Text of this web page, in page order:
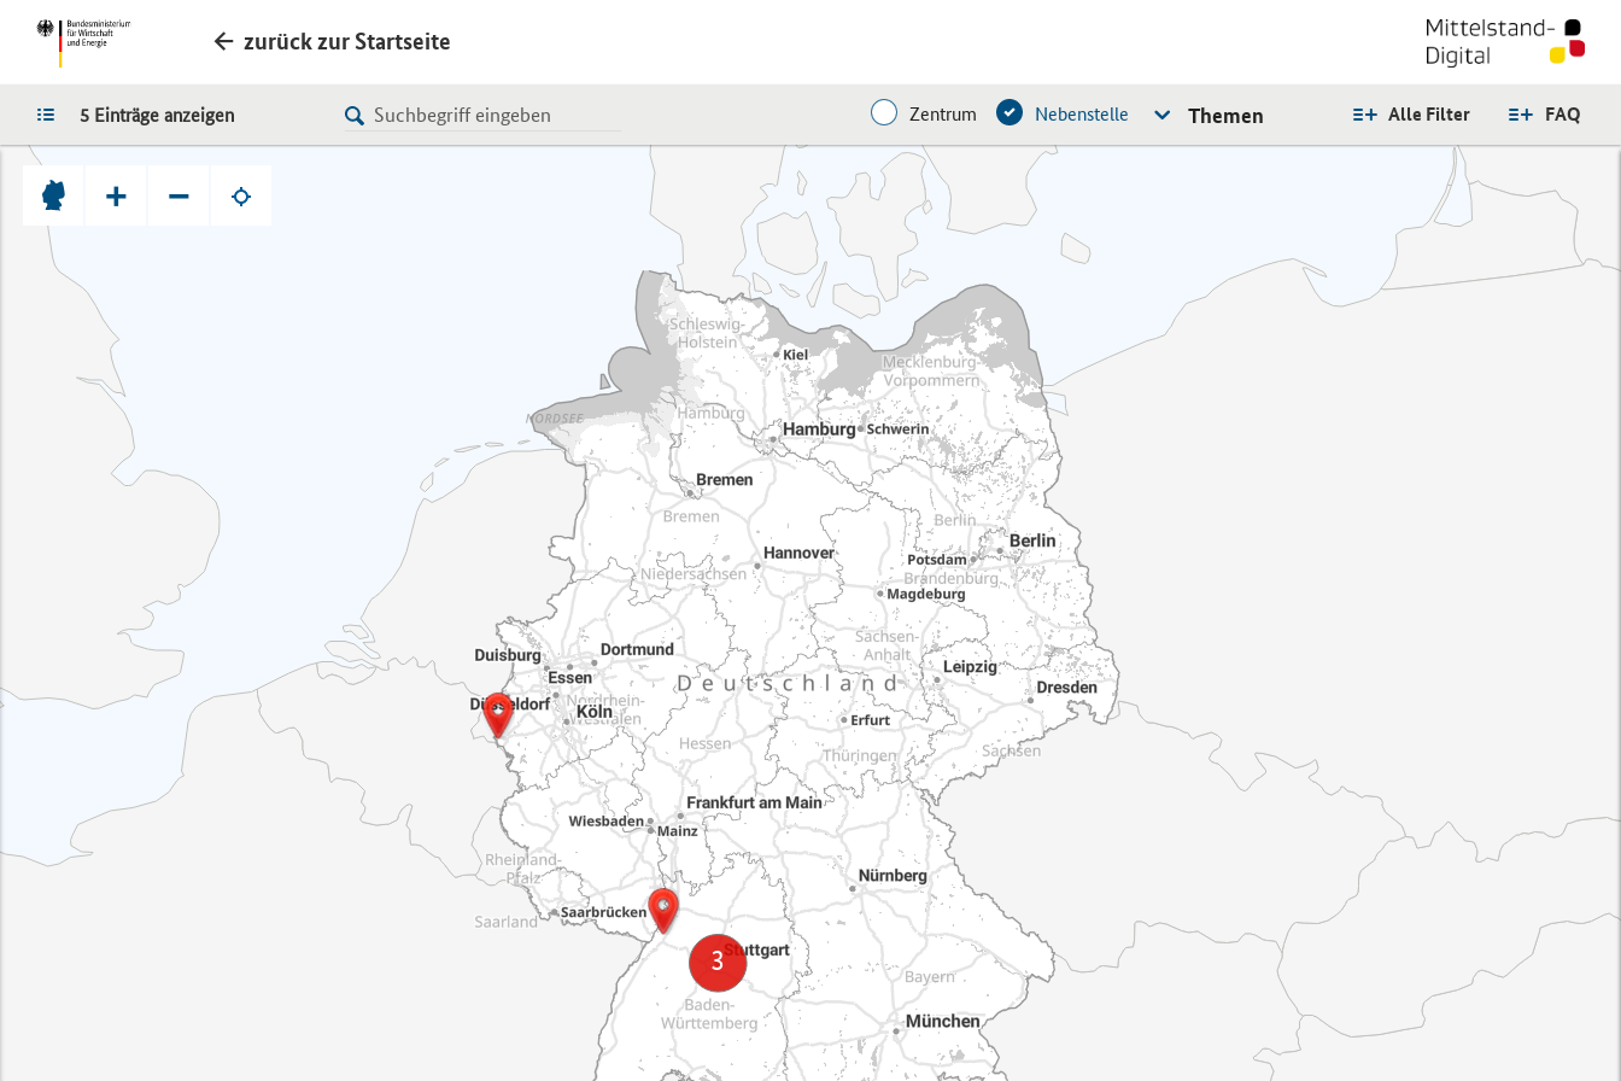
zurück zur Startseite
LISTE FAQ
Alle Filter
Zentrum Nebenstelle Themen
5 Einträge anzeigen
+ −